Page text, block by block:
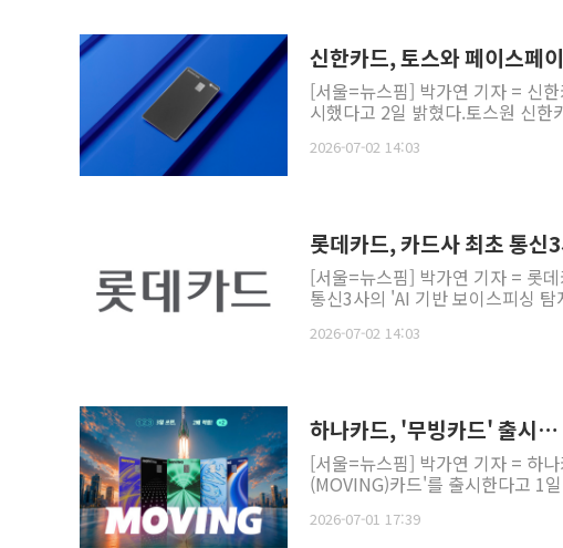
신한카드, 토스와 페이스페
[서울=뉴스핌] 박가연 기자 = 신
시했다고 2일 밝혔다.토스원 신
2026-07-02 14:03
롯데카드, 카드사 최초 통신
[서울=뉴스핌] 박가연 기자 = 롯
통신3사의 'AI 기반 보이스피싱
2026-07-02 14:03
하나카드, '무빙카드' 출시
[서울=뉴스핌] 박가연 기자 = 하
(MOVING)카드'를 출시한다고 1
2026-07-01 17:39